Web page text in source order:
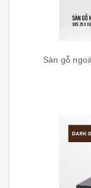
Sàn gỗ